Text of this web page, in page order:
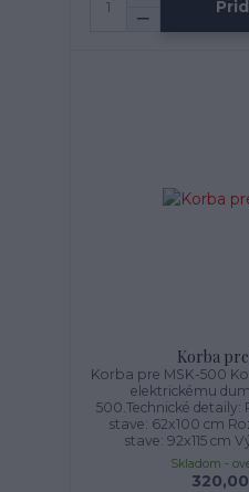
Korba
Korba pre MSK-500
elektrickému
500.Technické
stave: 62x100 cm
stave: 92x115 cm
320,00
Skladom -